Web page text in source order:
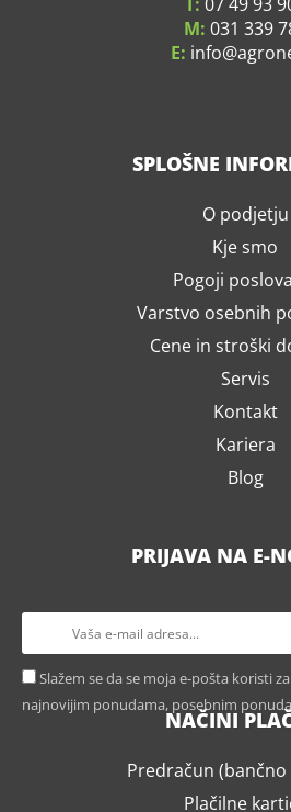
M: 031 339
E: info
SPLOŠNE
O podjetju
Kje smo
Pogoji
Varstvo osebnih
Cene in stroški
Servis
Kontakt
Kariera
Blog
PRIJAVA NA E-
Slažem se da se moja e-pošta koristi
najnovijim ponudama, posebnim
NAČINI
Predračun (bančno
Plačilne